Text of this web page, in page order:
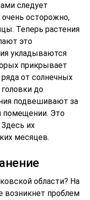
следует
осторожно,
Теперь растения
это
укладываются
прикрывает
от солнечных
до
подвешивают за
помещении. Это
их
месяцев.
области? На
возникнет проблем